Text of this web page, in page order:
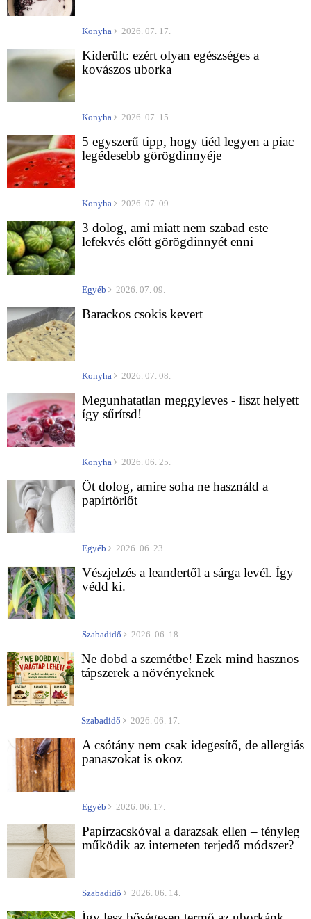
Konyha 2026. 07. 17.
Kiderült: ezért olyan egészséges a
kovászos uborka
Konyha 2026. 07. 15.
5 egyszerű tipp, hogy tiéd legyen a piac
legédesebb görögdinnyéje
Konyha 2026. 07. 09.
3 dolog, ami miatt nem szabad este
lefekvés előtt görögdinnyét enni
Egyéb 2026. 07. 09.
Barackos csokis kevert
Konyha 2026. 07. 08.
Megunhatatlan meggyleves - liszt helyett
így sűrítsd!
Konyha 2026. 06. 25.
Öt dolog, amire soha ne használd a
papírtörlőt
Egyéb 2026. 06. 23.
Vészjelzés a leandertől a sárga levél. Így
védd ki.
Szabadidő 2026. 06. 18.
Ne dobd a szemétbe! Ezek mind hasznos
tápszerek a növényeknek
Szabadidő 2026. 06. 17.
A csótány nem csak idegesítő, de allergiás
panaszokat is okoz
Egyéb 2026. 06. 17.
Papírzacskóval a darazsak ellen – tényleg
működik az interneten terjedő módszer?
Szabadidő 2026. 06. 14.